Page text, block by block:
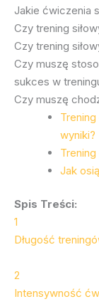
Jakie ćwiczenia
Czy trening
Czy trening
Czy muszę
sukces w
Czy muszę
Trening
wyniki?
Jak
Spis Treści:
1
Długość
2
Intensywność